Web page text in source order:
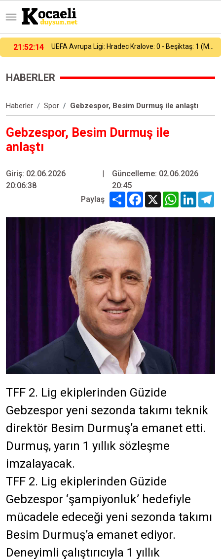
21:37:53
HABERLER
Haberler Spor Gebzespor, Besim Durmuş ile anlaştı
Gebzespor, Besim Durmuş ile
anlaştı
Giriş: 02.06.2026
20:06:38
|
Güncelleme: 02.06.2026
20:45
Paylaş
Share Facebook
X WhatsApp
TFF 2. Lig ekiplerinden Güzide
Gebzespor yeni sezonda takımı teknik
direktör Besim Durmuş’a emanet etti.
Durmuş, yarın 1 yıllık sözleşme
imzalayacak.
TFF 2. Lig ekiplerinden Güzide
Gebzespor ‘şampiyonluk’ hedefiyle
mücadele edeceği yeni sezonda takımı
Besim Durmuş’a emanet ediyor.
Deneyimli çalıştırıcıyla 1 yıllık